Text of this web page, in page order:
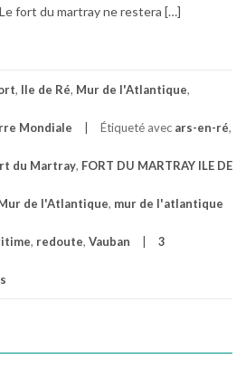
fort du martray ne restera […]
, Ile de Ré, Mur de l'Atlantique,
Mondiale Étiqueté avec ars-en-ré,
du Martray, FORT DU MARTRAY ILE DE
de l'Atlantique, mur de l'atlantique
, redoute, Vauban 3